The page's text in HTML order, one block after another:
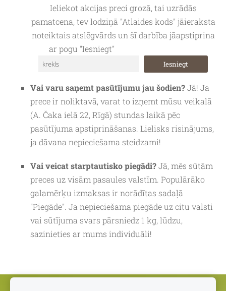
Ieliekot akcijas preci grozā, tai uzrādās
pamatcena, tev lodziņā "Atlaides kods" jāieraksta
noteiktais atslēgvārds un šī darbība jāapstiprina
ar pogu "Iesniegt"
Vai varu saņemt pasūtījumu jau šodien?Jā! Ja
prece ir noliktavā, varat to izņemt mūsu veikalā
(A. Čaka ielā 22, Rīgā) stundas laikā pēc
pasūtījuma apstiprināšanas. Lielisks risinājums,
ja dāvana nepieciešama steidzami!
Vai veicat starptautisko piegādi?Jā, mēs sūtām
preces uz visām pasaules valstīm. Populārāko
galamērķu izmaksas ir norādītas sadaļā
"Piegāde". Ja nepieciešama piegāde uz citu valsti
vai sūtījuma svars pārsniedz 1 kg, lūdzu,
sazinieties ar mums individuāli!